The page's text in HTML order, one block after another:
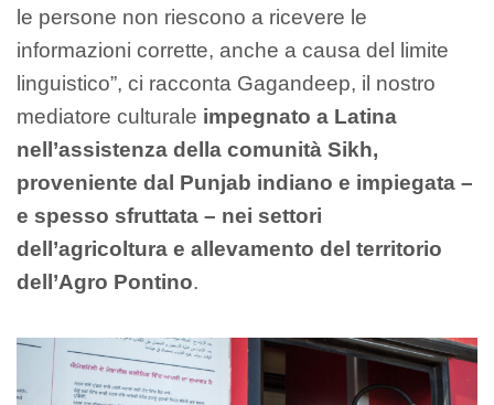
le persone non riescono a ricevere le
informazioni corrette, anche a causa del limite
linguistico”, ci racconta Gagandeep, il nostro
mediatore culturale impegnato a Latina
nell’assistenza della comunità Sikh,
proveniente dal Punjab indiano e impiegata –
e spesso sfruttata – nei settori
dell’agricoltura e allevamento del territorio
dell’Agro Pontino.